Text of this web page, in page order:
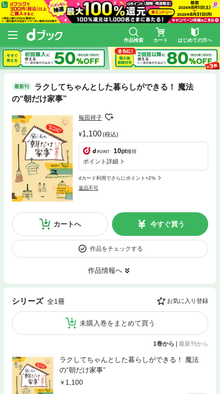
作品検索 カート はじめての方へ
最新刊
ラクしてちゃんとした暮らしができる！ 魔法
の“朝だけ家事”
毎田祥子
1,100(税込)
10pt獲得
ポイント詳細
dカード利用でさらにポイント+2%
返品不可
カートへ 今すぐ買う
作品をチェックする
作品情報へ
シリーズ 全1冊 お気に入り登録
未購入巻をまとめて買う
1巻から 最新刊から
ラクしてちゃんとした暮らしができる！ 魔法
の“朝だけ家事”
1,100